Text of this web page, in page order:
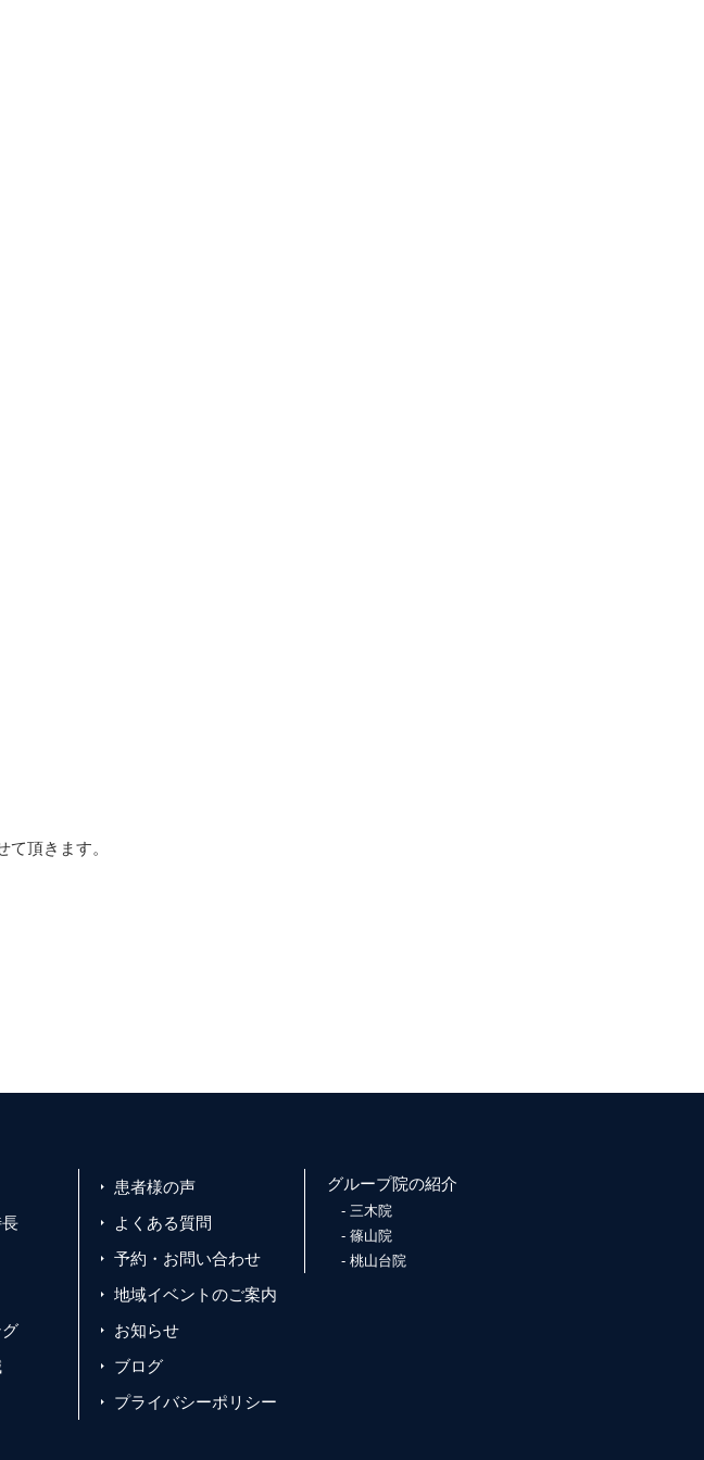
頂きます。
患者様の声
よくある質問
予約・お問い合わせ
地域イベントのご案内
お知らせ
ブログ
プライバシーポリシー
グループ院の紹介
三木院
篠山院
桃山台院